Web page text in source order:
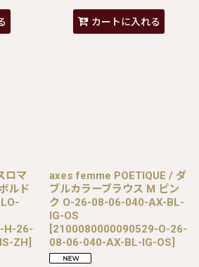
カートに入れる
ロマ
ルド
H-26-
ZH]
axes femme POETIQUE / ダ
ブルカラーブラウス M ピン
ク O-26-08-06-040-AX-BL-
IG-OS
[2100080000090529-O-26-
08-06-040-AX-BL-IG-OS]